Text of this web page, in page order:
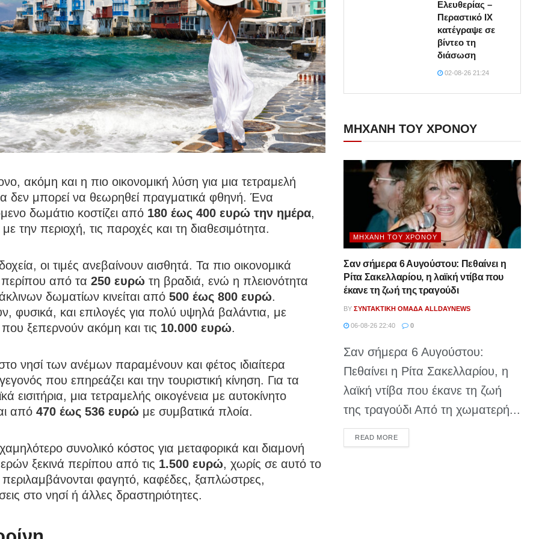
ακόμη και η πιο οικονομική λύση για μια τετραμελή
δεν μπορεί να θεωρηθεί πραγματικά φθηνή. Ένα
δωμάτιο κοστίζει από 180 έως 400 ευρώ την ημέρα,
την περιοχή, τις παροχές και τη διαθεσιμότητα.
οι τιμές ανεβαίνουν αισθητά. Τα πιο οικονομικά
περίπου από τα 250 ευρώ τη βραδιά, ενώ η πλειονότητα
δωματίων κινείται από 500 έως 800 ευρώ.
φυσικά, και επιλογές για πολύ υψηλά βαλάντια, με
ξεπερνούν ακόμη και τις 10.000 ευρώ.
νησί των ανέμων παραμένουν και φέτος ιδιαίτερα
που επηρεάζει και την τουριστική κίνηση. Για τα
εισιτήρια, μια τετραμελής οικογένεια με αυτοκίνητο
από 470 έως 536 ευρώ με συμβατικά πλοία.
συνολικό κόστος για μεταφορικά και διαμονή
ξεκινά περίπου από τις 1.500 ευρώ, χωρίς σε αυτό το
φαγητό, καφέδες, ξαπλώστρες,
στο νησί ή άλλες δραστηριότητες.
Ελευθερίας –
Περαστικό ΙΧ
κατέγραψε σε
βίντεο τη
διάσωση
02-08-26 21:24
ΜΗΧΑΝΗ ΤΟΥ ΧΡΟΝΟΥ
ΜΗΧΑΝΉ ΤΟΥ ΧΡΌΝΟΥ
Σαν σήμερα 6 Αυγούστου: Πεθαίνει η
Ρίτα Σακελλαρίου, η λαϊκή ντίβα που
έκανε τη ζωή της τραγούδι
BY ΣΥΝΤΑΚΤΙΚΉ ΟΜΆΔΑ ALLDAYNEWS
06-08-26 22:40 0
Σαν σήμερα 6 Αυγούστου:
Πεθαίνει η Ρίτα Σακελλαρίου, η
λαϊκή ντίβα που έκανε τη ζωή
της τραγούδι Από τη χωματερή...
READ MOREDETAILS